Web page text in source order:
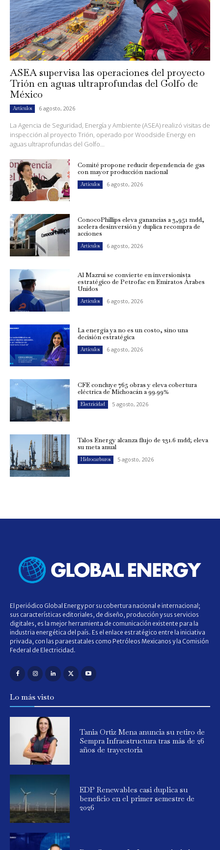
ASEA supervisa las operaciones del proyecto
Trión en aguas ultraprofundas del Golfo de
México
Artículos 6 agosto, 2026
La Agencia de Seguridad, Energía y Ambiente (ASEA) realizó visitas de
inspección al proyecto Trión, operado por Woodside Energy en
aguas ultraprofundas del Golfo...
Comité propone reducir dependencia de gas
con mayor producción nacional
Artículos 6 agosto, 2026
ConocoPhillips eleva ganancias a 3,951 mdd,
acelera desinversión y duplica recompra de
acciones
Artículos 6 agosto, 2026
Al Mazrui se convierte en inversionista
estratégico de Petrofac en Emiratos Árabes
Unidos
Artículos 6 agosto, 2026
La energía ya no es un costo, sino una
decisión estratégica
Artículos 6 agosto, 2026
CFE concluye 765 obras y eleva cobertura
eléctrica de Michoacán a 99.99%
Electricidad 5 agosto, 2026
Talos Energy alcanza flujo de 231.6 mdd; eleva
su meta anual
Hidrocarburos 5 agosto, 2026
El periódico Global Energy por su cobertura nacional e internacional;
sus características editoriales, de diseño, producción y sus servicios
digitales, es la mejor herramienta de comunicación existente para la
industria energética del país. Es el enlace estratégico entre la iniciativa
privada, con las paraestatales como Petróleos Mexicanos y la Comisión
Federal de Electricidad.
Lo más visto
Tania Ortiz Mena anuncia su retiro de
Sempra Infraestructura tras más de 26
años de trayectoria
EDP Renewables casi duplica su
beneficio en el primer semestre de
2026